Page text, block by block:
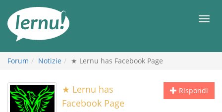
all’indice
Forum Notizie ★ Lernu has Facebook Page
Rispondi
★ Lernu has
Facebook Page